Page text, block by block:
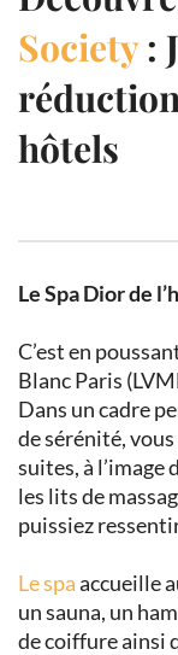
Society:
hôtels
Le Spa Dior de
C’est en
Blanc Paris
Dans un cadre
de sérénité,
suites, à l’image
les lits de
puissiez
Le spaaccueille
un sauna, un
de coiffure ainsi